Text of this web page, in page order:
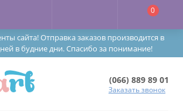
сайта! Отправка заказов производится в
в будние дни. Спасибо за понимание!
0
(066) 889 89 01
Заказать звонок